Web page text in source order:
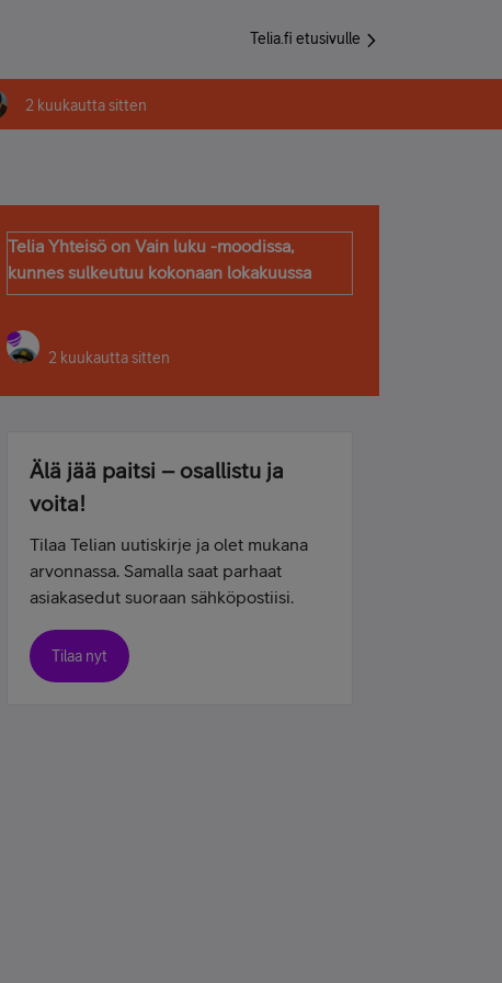
Telia.fi etusivulle
2 kuukautta sitten
Telia Yhteisö on Vain luku -moodissa,
kunnes sulkeutuu kokonaan lokakuussa
2 kuukautta sitten
Älä jää paitsi – osallistu ja
voita!
Tilaa Telian uutiskirje ja olet mukana
arvonnassa. Samalla saat parhaat
asiakasedut suoraan sähköpostiisi.
Tilaa nyt